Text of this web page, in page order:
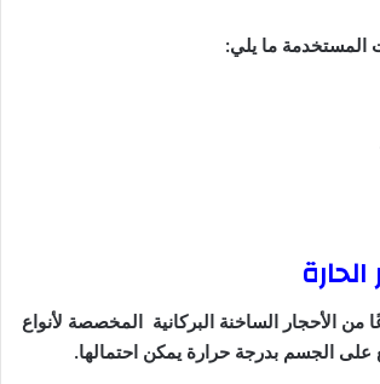
المستخدمة ما يلي:
من الأحجار الساخنة البركانية المخصصة لأنواع
الجسم بدرجة حرارة يمكن احتمالها.